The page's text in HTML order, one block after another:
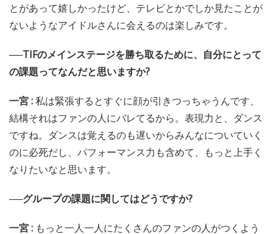
とがあって嬉しかったけど、テレビとかでしか見たことが
ないようなアイドルさんに会えるのは楽しみです。
──TIFのメインステージを勝ち取るために、自分にとって
の課題ってなんだと思いますか?
一宮 :私は緊張するとすぐに顔が引きつっちゃうんです、
結構それはファンの人にバレてるから。表現力と、ダンス
ですね。ダンスは覚えるのも遅いからみんなについていく
のに必死だし、パフォーマンス力も含めて、もっと上手く
なりたいなと思います。
──グループの課題に関してはどうですか?
一宮 : もっと一人一人にたくさんのファンの人がつくよう